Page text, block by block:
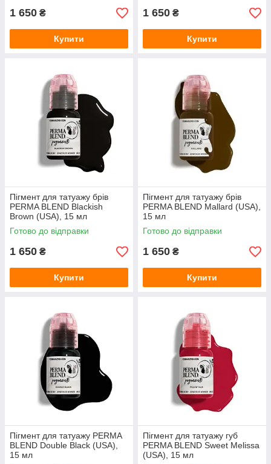
1 650 ₴
Купити
1 650 ₴
Купити
Пігмент для татуажу брів
PERMA BLEND Blackish
Brown (USA), 15 мл
Готово до відправки
1 650 ₴
Купити
Пігмент для татуажу брів
PERMA BLEND Mallard (USA),
15 мл
Готово до відправки
1 650 ₴
Купити
Пігмент для татуажу PERMA
BLEND Double Black (USA),
15 мл
Пігмент для татуажу губ
PERMA BLEND Sweet Melissa
(USA), 15 мл